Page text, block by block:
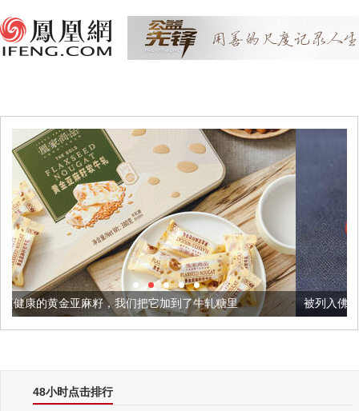
我们把它加到了牛轧糖里 被列入佛家七宝的它到底有多美
48小时点击排行